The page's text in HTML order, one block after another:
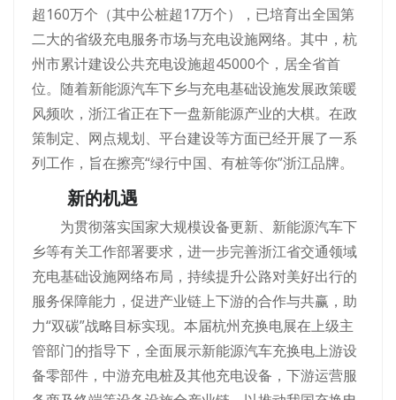
超160万个（其中公桩超17万个），已培育出全国第
二大的省级充电服务市场与充电设施网络。其中，杭
州市累计建设公共充电设施超45000个，居全省首
位。随着新能源汽车下乡与充电基础设施发展政策暖
风频吹，浙江省正在下一盘新能源产业的大棋。在政
策制定、网点规划、平台建设等方面已经开展了一系
列工作，旨在擦亮“绿行中国、有桩等你”浙江品牌。
新的机遇
为贯彻落实国家大规模设备更新、新能源汽车下
乡等有关工作部署要求，进一步完善浙江省交通领域
充电基础设施网络布局，持续提升公路对美好出行的
服务保障能力，促进产业链上下游的合作与共赢，助
力“双碳”战略目标实现。本届杭州充换电展在上级主
管部门的指导下，全面展示新能源汽车充换电上游设
备零部件，中游充电桩及其他充电设备，下游运营服